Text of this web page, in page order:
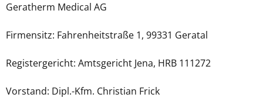
Geratherm Medical AG
Firmensitz: Fahrenheitstraße 1, 99331 Geratal
Registergericht: Amtsgericht Jena, HRB 111272
Vorstand: Dipl.-Kfm. Christian Frick